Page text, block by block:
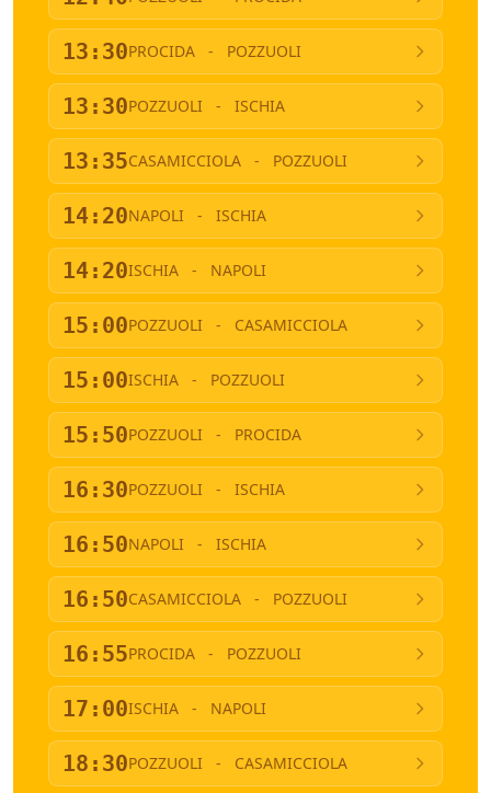
13:30PROCIDA - POZZUOLI
13:30POZZUOLI - ISCHIA
13:35CASAMICCIOLA - POZZUOLI
14:20NAPOLI - ISCHIA
14:20ISCHIA - NAPOLI
15:00POZZUOLI - CASAMICCIOLA
15:00ISCHIA - POZZUOLI
15:50POZZUOLI - PROCIDA
16:30POZZUOLI - ISCHIA
16:50NAPOLI - ISCHIA
16:50CASAMICCIOLA - POZZUOLI
16:55PROCIDA - POZZUOLI
17:00ISCHIA - NAPOLI
18:30POZZUOLI - CASAMICCIOLA